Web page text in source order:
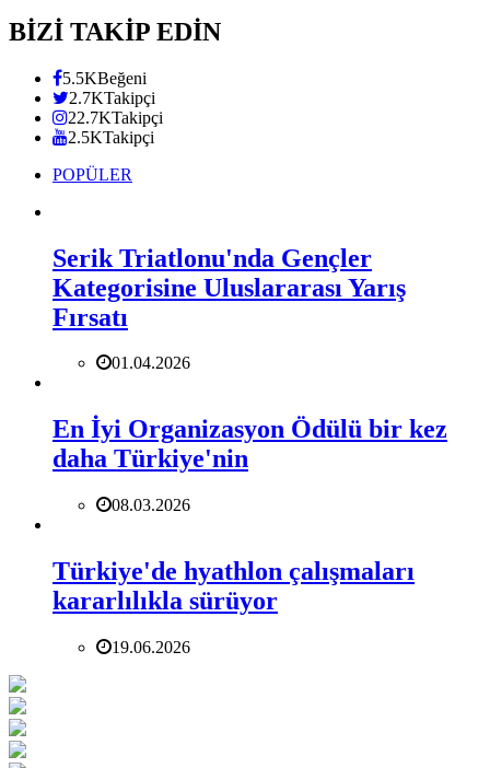
BİZİ TAKİP EDİN
5.5KBeğeni
2.7KTakipçi
22.7KTakipçi
2.5KTakipçi
POPÜLER
Serik Triatlonu'nda Gençler
Kategorisine Uluslararası Yarış
Fırsatı
01.04.2026
En İyi Organizasyon Ödülü bir kez
daha Türkiye'nin
08.03.2026
Türkiye'de hyathlon çalışmaları
kararlılıkla sürüyor
19.06.2026